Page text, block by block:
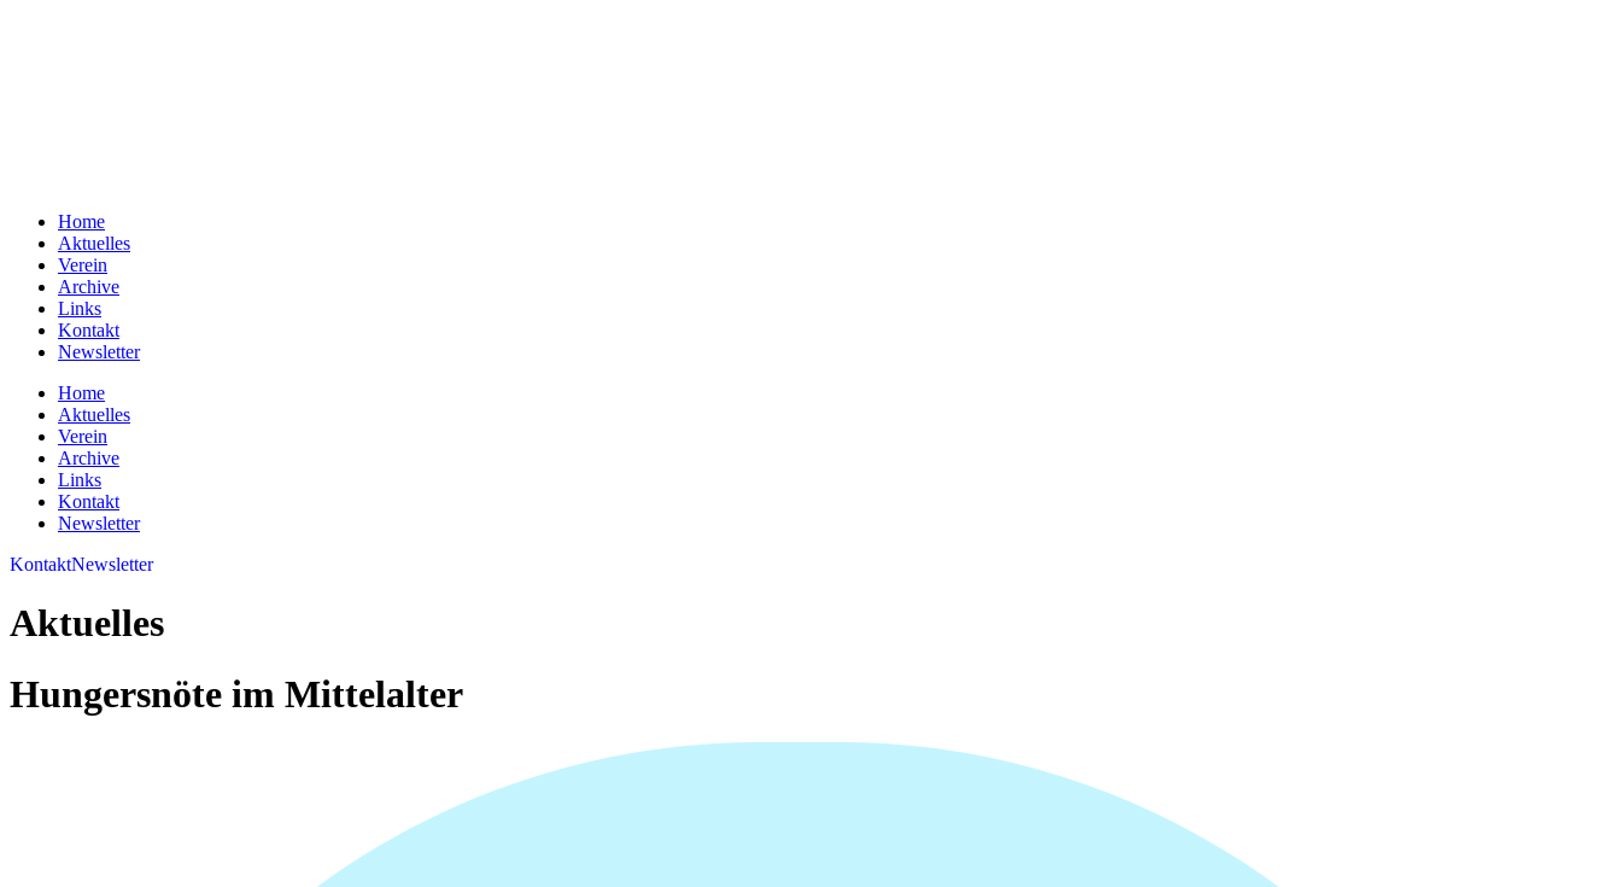
Home
Aktuelles
Verein
Archive
Links
Kontakt
Newsletter
Home
Aktuelles
Verein
Archive
Links
Kontakt
Newsletter
KontaktNewsletter
Aktuelles
Hungersnöte im Mittelalter